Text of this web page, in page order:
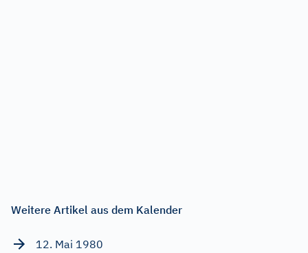
Weitere Artikel aus dem Kalender
12. Mai 1980